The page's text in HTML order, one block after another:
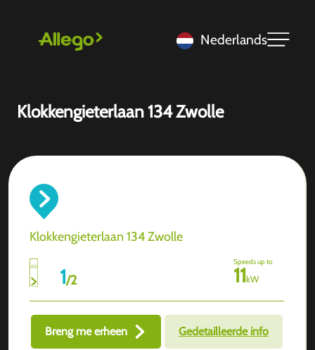
Nederlands
Klokkengieterlaan 134 Zwolle
Klokkengieterlaan 134 Zwolle
1/2
Speeds up to
11kW
Breng me erheen Gedetailleerde info